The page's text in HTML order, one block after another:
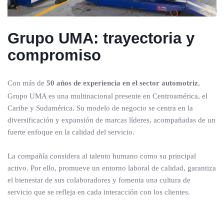
Grupo UMA: trayectoria y
compromiso
Con más de 50 años de experiencia en el sector automotriz,
Grupo UMA es una multinacional presente en Centroamérica, el
Caribe y Sudamérica. Su modelo de negocio se centra en la
diversificación y expansión de marcas líderes, acompañadas de un
fuerte enfoque en la calidad del servicio.
La compañía considera al talento humano como su principal
activo. Por ello, promueve un entorno laboral de calidad, garantiza
el bienestar de sus colaboradores y fomenta una cultura de
servicio que se refleja en cada interacción con los clientes.